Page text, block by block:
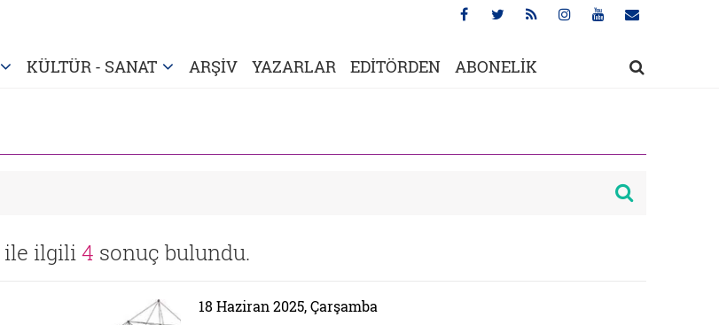
KÜLTÜR - SANAT ARŞİV YAZARLAR EDİTÖRDEN ABONELİK
ile ilgili4 sonuç bulundu.
18 Haziran 2025, Çarşamba